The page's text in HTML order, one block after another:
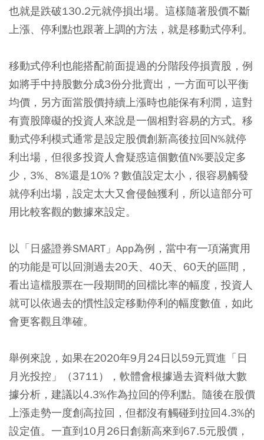
也就是跌破130.2元就停損出場。這樣隨著股價不斷
上漲、停利點也跟著上調的方法，就是移動式停利。
移動式停利也能搭配前面提過的分階段停損賣股，例
如將手中持股數分成3份分批賣出，一方面可以平衡
均價，另方面當股價持續上漲時也能保有利潤，這對
有賣股障礙的投資人來說是一個相對容易的方式。移
動式停利模式通常是設定股價創新高後拉回N%就停
利出場，但很多投資人會疑惑這個數值N%要設定多
少，3%、8%還是10%？數值設定太小，很容易觸發
就停利出場，設定太大又會侵蝕獲利，所以這部分可
用比較客觀的數據來設定。
以「日盛證券SMART」App為例，當中有一項滿實用
的功能是可以回測過去20天、40天、60天的區間，
看出這檔股票在一段期間的回檔比率的幅度，投資人
就可以依過去的慣性設定移動停利的幅度數值，如此
會更客觀且準確。
舉例來說，如果在2020年9月24日以59元買進「日
月光投控」（3711），軟體會根據過去資料做大數
據分析，建議以4.3%作為拉回的停利點。隨後在股價
上漲走勢一度創高拉回，但都沒有觸碰到拉回4.3%的
設定值。一直到10月26日創新高來到67.5元股價，